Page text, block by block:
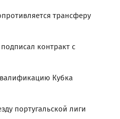
трансферу
контракт с
Кубка
португальской лиги